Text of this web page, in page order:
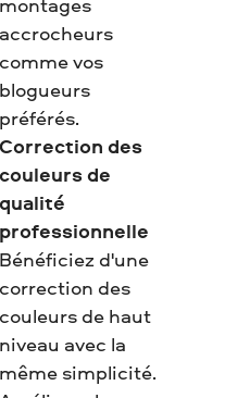
accrocheurs
comme vos
blogueurs
préférés.
Correction des
couleurs de
qualité
professionnelle
Bénéficiez d'une
correction des
couleurs de haut
niveau avec la
même simplicité.